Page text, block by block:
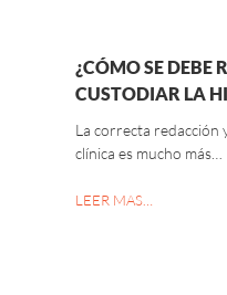
¿CÓMO SE DEBE
CUSTODIAR LA
La correcta redacción
clínica es mucho más…
LEER MAS…